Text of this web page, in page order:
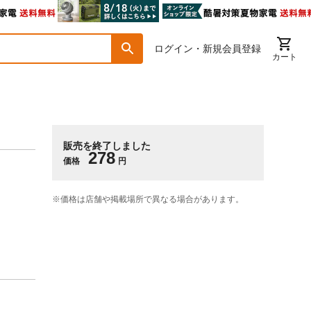
ログイン・新規会員登録
カート
販売を終了しました
価格 278 円
※価格は​店舗や​掲載場所で​異なる​場合が​あります。